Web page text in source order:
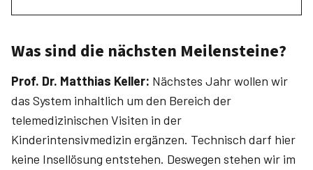
Was sind die nächsten Meilensteine?
Prof. Dr. ­Matthias ­Keller: Nächstes Jahr wollen wir
das System inhaltlich um den Bereich der
telemedizinischen Visiten in der
Kinderintensivmedizin ergänzen. Technisch darf hier
keine Insellösung entstehen. Deswegen stehen wir im